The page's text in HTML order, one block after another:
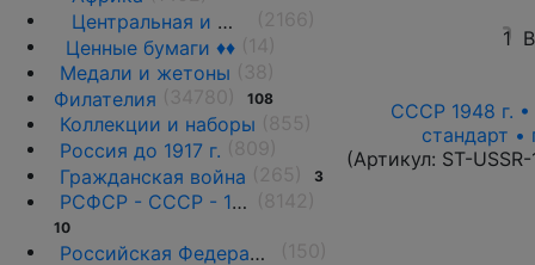
Центральная и Южная Америка
Ценные бумаги ♦♦
Медали и жетоны
Филателия
108
Коллекции и наборы
Россия до 1917 г.
Гражданская война
3
РСФСР - СССР - 1918 - 1991
10
Российская Федерация(1992 г.-н.д.)
1
СССР 1948 г. •
стандарт
(Артикул: ST-